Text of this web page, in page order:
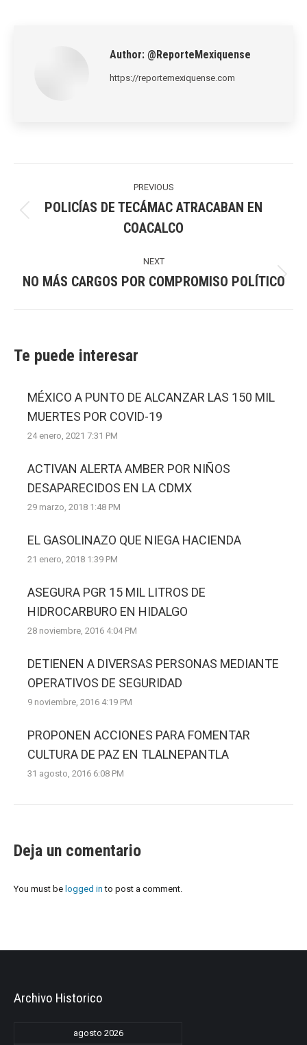
Author: @ReporteMexiquense
https://reportemexiquense.com
PREVIOUS
post:
POLICÍAS DE TECÁMAC ATRACABAN EN
COACALCO
NEXT
Next
NO MÁS CARGOS POR COMPROMISO POLÍTICO
Te puede interesar
MÉXICO A PUNTO DE ALCANZAR LAS 150 MIL
MUERTES POR COVID-19
24 enero, 2021 7:31 PM
ACTIVAN ALERTA AMBER POR NIÑOS
DESAPARECIDOS EN LA CDMX
29 marzo, 2018 1:48 PM
EL GASOLINAZO QUE NIEGA HACIENDA
21 enero, 2018 1:39 PM
ASEGURA PGR 15 MIL LITROS DE
HIDROCARBURO EN HIDALGO
28 noviembre, 2016 4:04 PM
DETIENEN A DIVERSAS PERSONAS MEDIANTE
OPERATIVOS DE SEGURIDAD
9 noviembre, 2016 4:19 PM
PROPONEN ACCIONES PARA FOMENTAR
CULTURA DE PAZ EN TLALNEPANTLA
31 agosto, 2016 6:08 PM
Deja un comentario
You must be logged in to post a comment.
Archivo Historico
agosto 2026